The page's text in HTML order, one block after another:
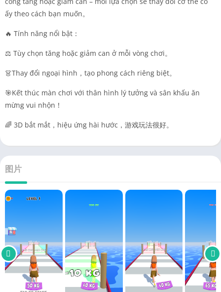
ấy theo cách bạn muốn。
🔥 Tính năng nổi bật：
⚖️ Tùy chọn tăng hoặc giảm can ở mỗi vòng chơi。
👗Thay đổi ngoại hình，tạo phong cách riêng biệt。
🎯Kết thúc màn chơi với thân hình lý tưởng và sân khấu ăn
mừng vui nhộn！
🌈 3D bắt mắt，hiệu ứng hài hước，游戏玩法很好。
图片